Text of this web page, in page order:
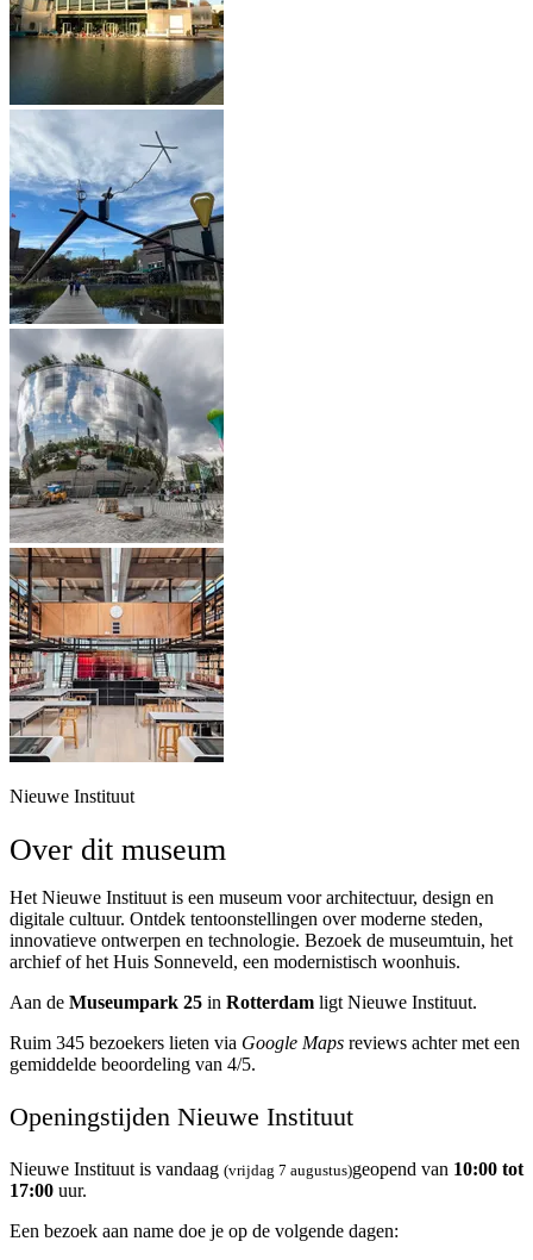
Nieuwe Instituut
Over dit museum
Het Nieuwe Instituut is een museum voor architectuur, design en
digitale cultuur. Ontdek tentoonstellingen over moderne steden,
innovatieve ontwerpen en technologie. Bezoek de museumtuin, het
archief of het Huis Sonneveld, een modernistisch woonhuis.
Aan de Museumpark 25 in Rotterdam ligt Nieuwe Instituut.
Ruim 345 bezoekers lieten via Google Maps reviews achter met een
gemiddelde beoordeling van 4/5.
Openingstijden Nieuwe Instituut
Nieuwe Instituut is vandaag (vrijdag 7 augustus)geopend van 10:00 tot
17:00 uur.
Een bezoek aan name doe je op de volgende dagen: